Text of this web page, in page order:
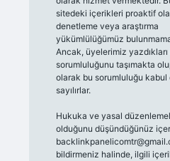
sitedeki içerikleri proaktif
denetleme veya araştırma
yükümlülüğümüz
Ancak, üyelerimiz
sorumluluğunu taşımakta
olarak bu sorumluluğu kabul
sayılırlar.
Hukuka ve yasal
olduğunu düşündüğünüz
bildirmeniz halinde, ilgili